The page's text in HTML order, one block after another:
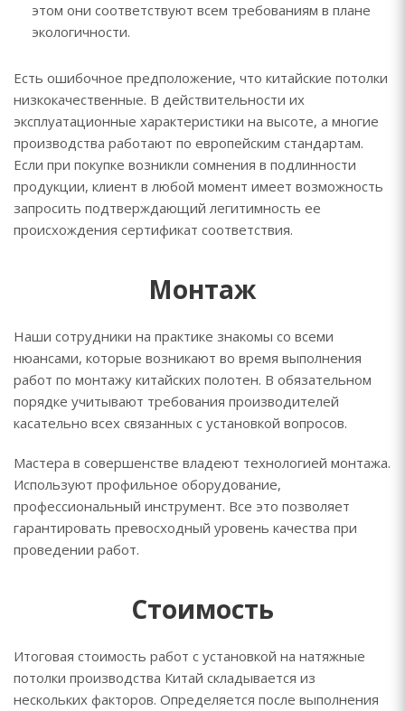
этом они соответствуют всем требованиям в плане
экологичности.
Есть ошибочное предположение, что китайские потолки
низкокачественные. В действительности их
эксплуатационные характеристики на высоте, а многие
производства работают по европейским стандартам.
Если при покупке возникли сомнения в подлинности
продукции, клиент в любой момент имеет возможность
запросить подтверждающий легитимность ее
происхождения сертификат соответствия.
Монтаж
Наши сотрудники на практике знакомы со всеми
нюансами, которые возникают во время выполнения
работ по монтажу китайских полотен. В обязательном
порядке учитывают требования производителей
касательно всех связанных с установкой вопросов.
Мастера в совершенстве владеют технологией монтажа.
Используют профильное оборудование,
профессиональный инструмент. Все это позволяет
гарантировать превосходный уровень качества при
проведении работ.
Стоимость
Итоговая стоимость работ с установкой на натяжные
потолки производства Китай складывается из
нескольких факторов. Определяется после выполнения